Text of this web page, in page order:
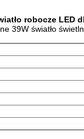
robocze LED
39W światło